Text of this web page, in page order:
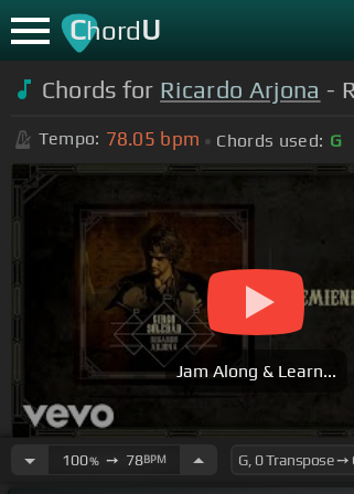
ChordU
Chords for Ricardo Arjona -
Tempo: 78.05 bpm Chords used: G
Jam Along & Learn...
100%➙ 78BPM